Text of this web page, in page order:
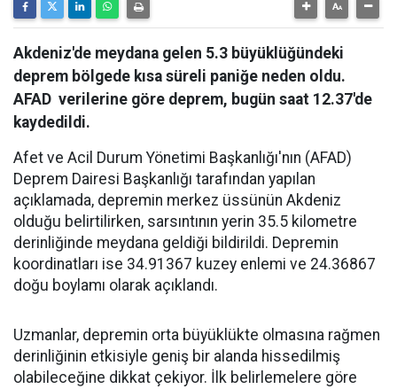
Akdeniz'de meydana gelen 5.3 büyüklüğündeki
deprem bölgede kısa süreli paniğe neden oldu.
AFAD ​​​​​​​ verilerine göre deprem, bugün saat 12.37'de
kaydedildi.
Afet ve Acil Durum Yönetimi Başkanlığı'nın (AFAD)
Deprem Dairesi Başkanlığı tarafından yapılan
açıklamada, depremin merkez üssünün Akdeniz
olduğu belirtilirken, sarsıntının yerin 35.5 kilometre
derinliğinde meydana geldiği bildirildi. Depremin
koordinatları ise 34.91367 kuzey enlemi ve 24.36867
doğu boylamı olarak açıklandı.
Uzmanlar, depremin orta büyüklükte olmasına rağmen
derinliğinin etkisiyle geniş bir alanda hissedilmiş
olabileceğine dikkat çekiyor. İlk belirlemelere göre